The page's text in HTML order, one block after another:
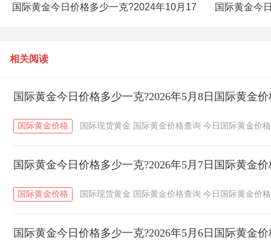
国际黄金今日价格多少一克?2024年10月17 国际黄金今
相关阅读
国际黄金今日价格多少一克?2026年5月8日国际黄金
国际黄金价格 国际现货黄金 国际黄金价格查询 今日国际黄金价格
国际黄金今日价格多少一克?2026年5月7日国际黄金
国际黄金价格 国际现货黄金 国际黄金价格查询 今日国际黄金价格
国际黄金今日价格多少一克?2026年5月6日国际黄金